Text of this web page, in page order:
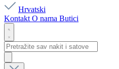
Hrvatski
Kontakt O nama Butici